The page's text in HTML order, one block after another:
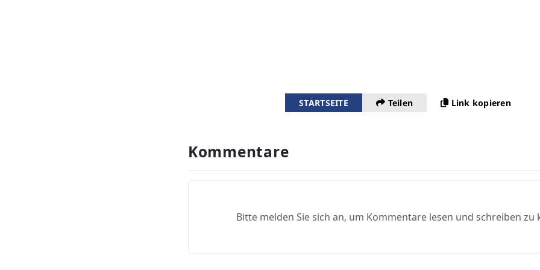
STARTSEITE Teilen Link kopieren
Kommentare
Bitte melden Sie sich an, um Kommentare lesen und schreiben zu